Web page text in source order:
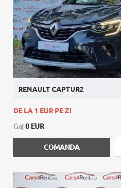
RENAULT CAPTUR2
DE LA 1 EUR PE ZI
Gaj 0 EUR
COMANDA